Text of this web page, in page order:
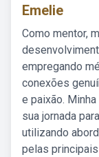
Emelie
Como mentor,
empregando
conexões
e paixão.
sua jornada
utilizando
pelas